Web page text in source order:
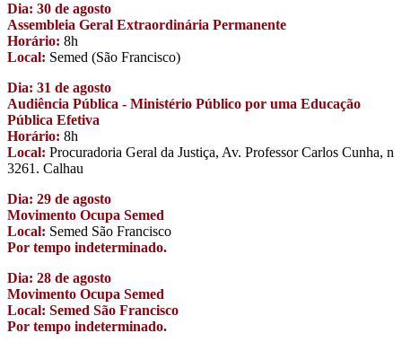
Dia: 30 de agosto
Assembleia Geral Extraordinária Permanente
Horário: 8h
Local: Semed (São Francisco)
Dia: 31 de agosto
Audiência Pública - Ministério Público por uma Educação
Pública Efetiva
Horário: 8h
Local: Procuradoria Geral da Justiça, Av. Professor Carlos Cunha, n
3261. Calhau
Dia: 29 de agosto
Movimento Ocupa Semed
Local: Semed São Francisco
Por tempo indeterminado.
Dia: 28 de agosto
Movimento Ocupa Semed
Local: Semed São Francisco
Por tempo indeterminado.